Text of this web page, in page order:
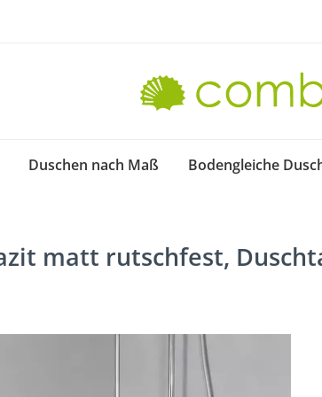
Duschen nach Maß Bodengleiche
matt rutschfest,